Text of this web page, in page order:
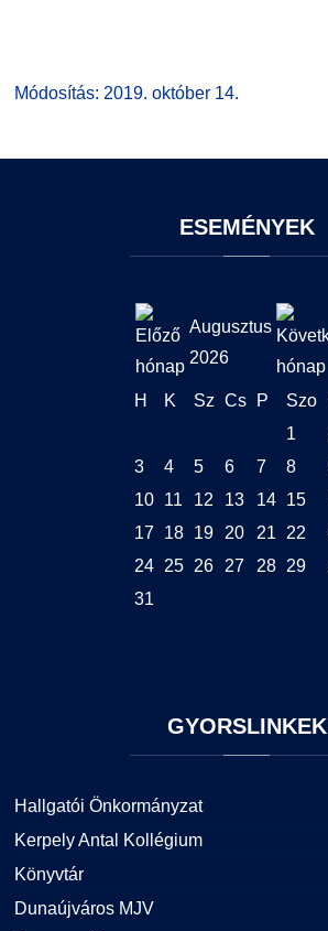
Módosítás: 2019. október 14.
ESEMÉNYEK
Augusztus
2026
H K Sz Cs P Szo
1
3
4 5 6 7 8
10
11 12 13 14 15
17
18 19 20 21 22
24
25 26 27 28 29
31
GYORSLINKEK
Hallgatói Önkormányzat
Kerpely Antal Kollégium
Könyvtár
Dunaújváros MJV